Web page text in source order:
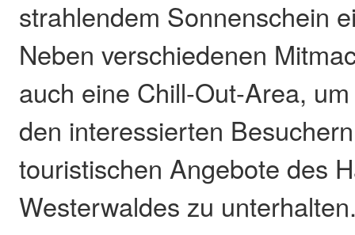
strahlendem Sonnenschein
Neben verschiedenen
auch eine Chill-Out-Area,
den interessierten
touristischen Angebote des
Westerwaldes zu